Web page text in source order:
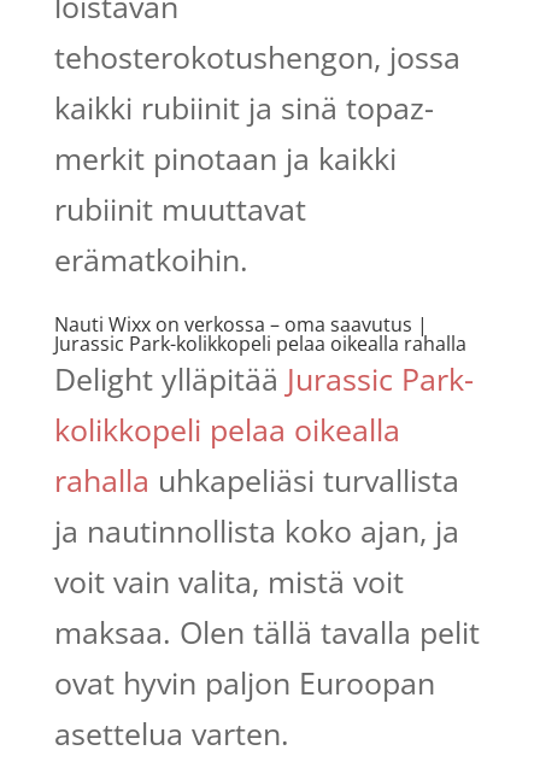
tehosterokotushengon, jossa
kaikki rubiinit ja sinä topaz-
merkit pinotaan ja kaikki
rubiinit muuttavat
erämatkoihin.
Nauti Wixx on verkossa – oma saavutus |
Jurassic Park-kolikkopeli pelaa oikealla rahalla
Delight ylläpitää Jurassic Park-
kolikkopeli pelaa oikealla
rahalla uhkapeliäsi turvallista
ja nautinnollista koko ajan, ja
voit vain valita, mistä voit
maksaa. Olen tällä tavalla pelit
ovat hyvin paljon Euroopan
asettelua varten.